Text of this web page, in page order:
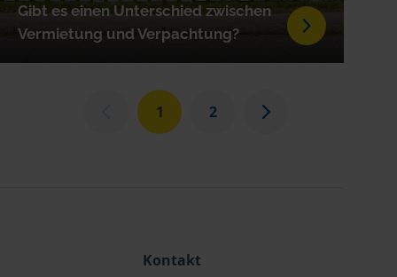
Gibt es einen Unterschied zwischen
Vermietung und Verpachtung?
1 2
Kontakt